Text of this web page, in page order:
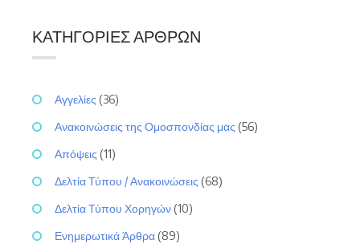
ΚΑΤΗΓΟΡΊΕΣ ΆΡΘΡΩΝ
Αγγελίες (36)
Ανακοινώσεις της Ομοσπονδίας μας (56)
Απόψεις (11)
Δελτία Τύπου / Ανακοινώσεις (68)
Δελτία Τύπου Χορηγών (10)
Ενημερωτικά Άρθρα (89)